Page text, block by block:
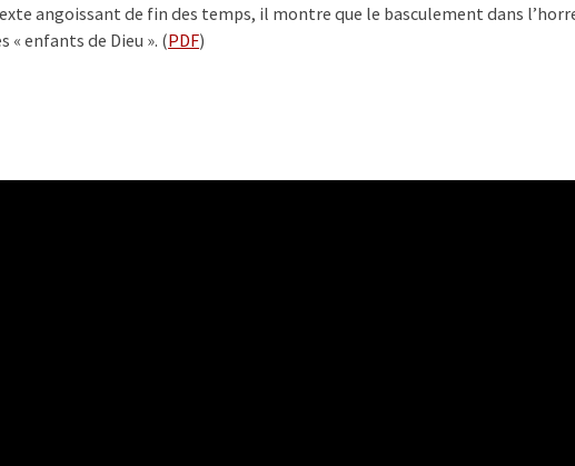
angoissant de fin des temps, il montre que le basculement dans
« enfants de Dieu ». (PDF)